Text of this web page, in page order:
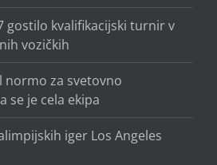
gostilo kvalifikacijski turnir v
vozičkih
normo za svetovno
se je cela ekipa
iger Los Angeles